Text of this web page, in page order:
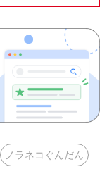
ノラネコぐんだん